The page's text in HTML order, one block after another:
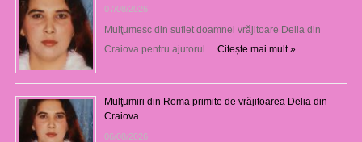
07/08/2026
Mulţumesc din suflet doamnei vrăjitoare Delia din
Craiova pentru ajutorul … Citește mai mult »
Mulţumiri din Roma primite de vrăjitoarea Delia din
Craiova
06/08/2026